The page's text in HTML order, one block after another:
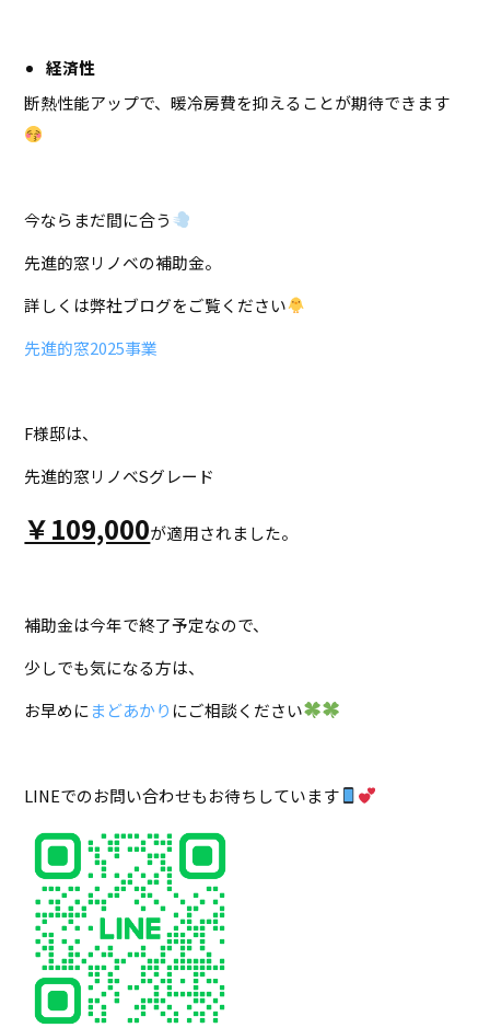
経済性
断熱性能アップで、暖冷房費を抑えることが期待できます
今ならまだ間に合う
先進的窓リノベの補助金。
詳しくは弊社ブログをご覧ください
先進的窓2025事業
F様邸は、
先進的窓リノベSグレード
￥109,000が適用されました。
補助金は今年で終了予定なので、
少しでも気になる方は、
お早めにまどあかり にご相談ください
LINEでのお問い合わせもお待ちしています